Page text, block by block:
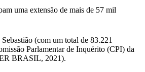
uma extensão de mais de 57 mil
(com um total de 83.221
Parlamentar de Inquérito (CPI) da
BRASIL, 2021).